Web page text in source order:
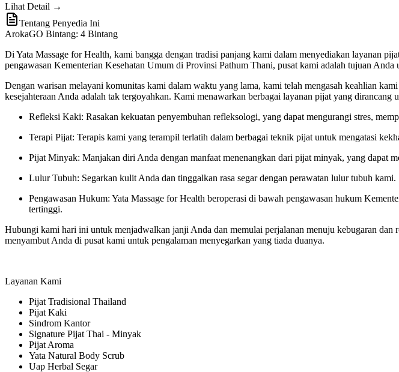
Lihat Detail →
Tentang Penyedia Ini
ArokaGO Bintang: 4 Bintang
Di Yata Massage for Health, kami bangga dengan tradisi panjang kami dalam menyediakan layanan
pengawasan Kementerian Kesehatan Umum di Provinsi Pathum Thani, pusat kami adalah tujuan
Dengan warisan melayani komunitas kami dalam waktu yang lama, kami telah mengasah keahlian
kesejahteraan Anda adalah tak tergoyahkan. Kami menawarkan berbagai layanan pijat yang dirancang
Refleksi Kaki: Rasakan kekuatan penyembuhan refleksologi, yang dapat mengurangi stres,
Terapi Pijat: Terapis kami yang terampil terlatih dalam berbagai teknik pijat untuk mengatasi
Pijat Minyak: Manjakan diri Anda dengan manfaat menenangkan dari pijat minyak, yang dapat
Lulur Tubuh: Segarkan kulit Anda dan tinggalkan rasa segar dengan perawatan lulur tubuh kami.
Pengawasan Hukum: Yata Massage for Health beroperasi di bawah pengawasan hukum
tertinggi.
Hubungi kami hari ini untuk menjadwalkan janji Anda dan memulai perjalanan menuju kebugaran dan
menyambut Anda di pusat kami untuk pengalaman menyegarkan yang tiada duanya.
Layanan Kami
Pijat Tradisional Thailand
Pijat Kaki
Sindrom Kantor
Signature Pijat Thai - Minyak
Pijat Aroma
Yata Natural Body Scrub
Uap Herbal Segar